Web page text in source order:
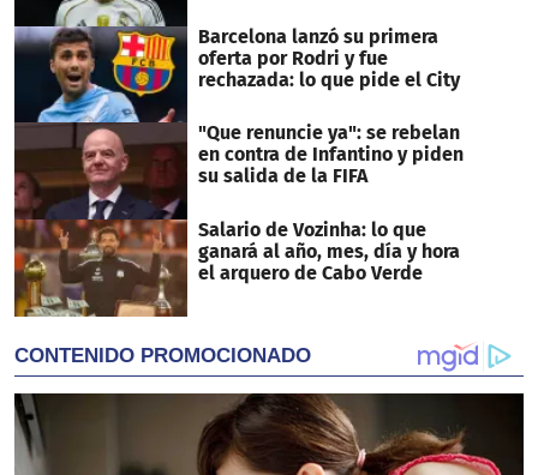
Barcelona lanzó su primera
oferta por Rodri y fue
rechazada: lo que pide el City
"Que renuncie ya": se rebelan
en contra de Infantino y piden
su salida de la FIFA
Salario de Vozinha: lo que
ganará al año, mes, día y hora
el arquero de Cabo Verde